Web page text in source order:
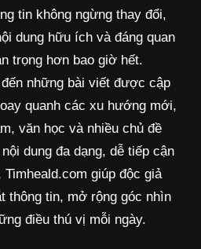
tin không ngừng thay đổi,
dung hữu ích và đáng quan
trọng hơn bao giờ hết.
những bài viết được cập
quanh các xu hướng mới,
văn học và nhiều chủ đề
dung đa dạng, dễ tiếp cận
giúp độc giả
thông tin, mở rộng góc nhìn
điều thú vị mỗi ngày.